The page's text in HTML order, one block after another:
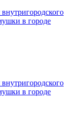
в городе
в городе